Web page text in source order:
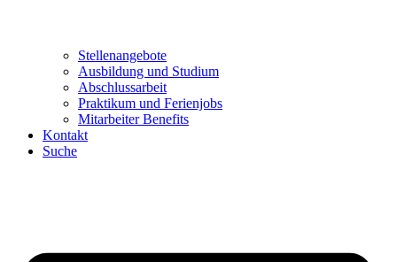
Stellenangebote
Ausbildung und Studium
Abschlussarbeit
Praktikum und Ferienjobs
Mitarbeiter Benefits
Kontakt
Suche